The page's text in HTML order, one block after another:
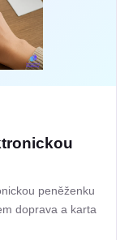
peněženku
doprava a karta